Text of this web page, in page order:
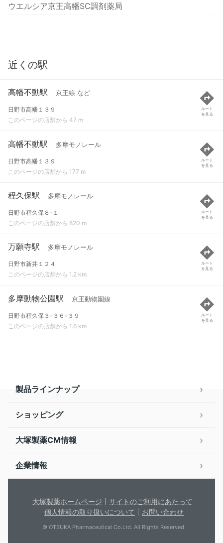
ウエルシア京王高幡SC調剤薬局
近くの駅
高幡不動駅 京王線 など
日野市高幡１３９
このページの店舗から 47 m
ルート
を見る
高幡不動駅 多摩モノレール
日野市高幡１３９
このページの店舗から 177 m
ルート
を見る
程久保駅 多摩モノレール
日野市程久保８-１
このページの店舗から 820 m
ルート
を見る
万願寺駅 多摩モノレール
日野市新井１２４
このページの店舗から 1.2 km
ルート
を見る
多摩動物公園駅 京王動物園線
日野市程久保３-３６-３９
このページの店舗から 1.6 km
ルート
を見る
製品ラインナップ
ショッピング
大塚製薬CM情報
企業情報
大塚製薬ホームページ
サイトのご利用にあたって
個人情報の取り扱いについて
お問い合わせ
© OTSUKA Pharmaceutical Co.Ltd. All Rights Reserved.